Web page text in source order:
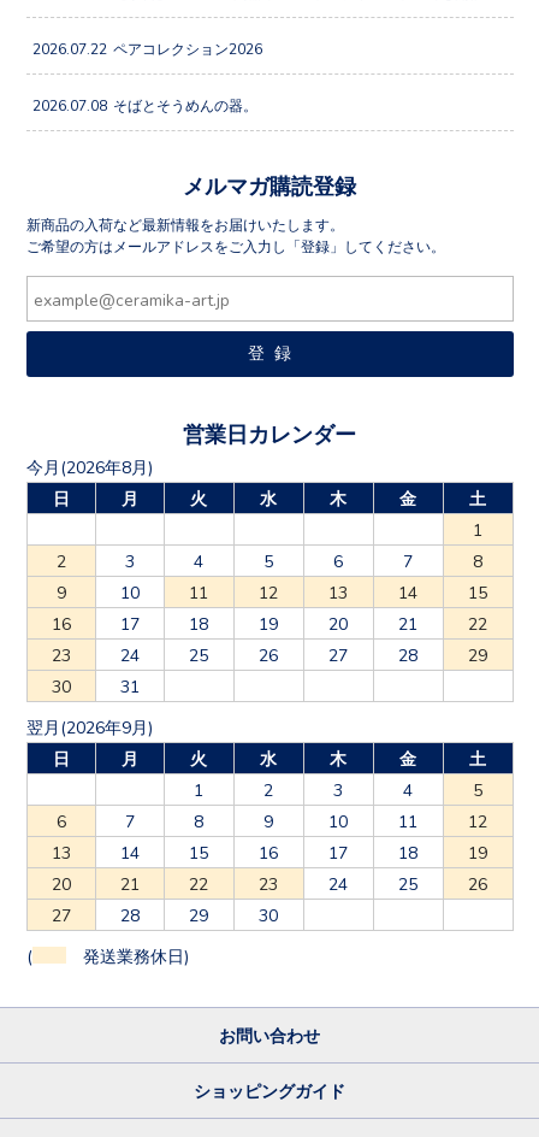
2026.07.22 ペアコレクション2026
2026.07.08 そばとそうめんの器。
メルマガ購読登録
新商品の入荷など最新情報をお届けいたします。
ご希望の方はメールアドレスをご入力し「登録」してください。
営業日カレンダー
今月(2026年8月)
日
月 火 水 木 金
土
1
2
3 4 5 6 7
8
9
10 11 12 13 14
15
16
17 18 19 20 21
22
23
24 25 26 27 28
29
30
31
翌月(2026年9月)
日
月 火 水 木 金
土
1
2 3 4
5
6
7 8 9 10 11
12
13
14 15 16 17 18
19
20
21 22 23 24 25
26
27
28 29 30
( 発送業務休日)
お問い合わせ
ショッピングガイド